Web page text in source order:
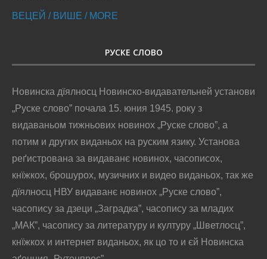
ВЕЦЕЙ / ВИШЕ / MORE
РУСКЕ СЛОВО
Новинска дїялносц Новинско-видавательней установи
„Руске слово” почала 15. юния 1945. року з
видаваньом тижньових новинох „Руске слово”, а
потим и других виданьох на руским язику. Установа
реґистрована за видаванє новинох, часописох,
кнїжкох, брошурох, музичних и видео виданьох, так же
дїялносц НВУ видаванє новинох „Руске слово”,
часопису за дзеци „Заградка”, часопису за младих
„МАК”, часопису за литературу и културу „Шветлосц”,
кнїжкох и интернет виданьох, як цо то и єй Новинска